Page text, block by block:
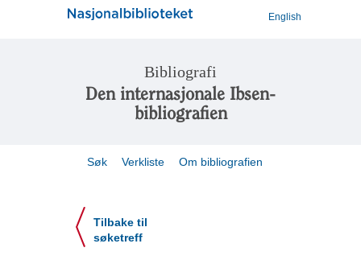
English
Bibliografi
Den internasjonale Ibsen-
bibliografien
Søk Verkliste Om bibliografien
Tilbake til
søketreff